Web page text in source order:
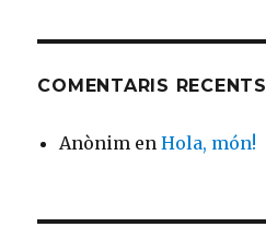
COMENTARIS RECENTS
Anònim enHola, món!